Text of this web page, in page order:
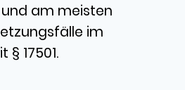
am meisten
im
17501.